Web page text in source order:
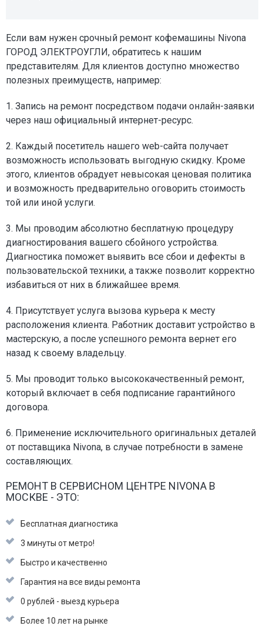
Если вам нужен срочный ремонт кофемашины Nivona
ГОРОД ЭЛЕКТРОУГЛИ, обратитесь к нашим
представителям. Для клиентов доступно множество
полезных преимуществ, например:
1. Запись на ремонт посредством подачи онлайн-заявки
через наш официальный интернет-ресурс.
2. Каждый посетитель нашего web-сайта получает
возможность использовать выгодную скидку. Кроме
этого, клиентов обрадует невысокая ценовая политика
и возможность предварительно оговорить стоимость
той или иной услуги.
3. Мы проводим абсолютно бесплатную процедуру
диагностирования вашего сбойного устройства.
Диагностика поможет выявить все сбои и дефекты в
пользовательской техники, а также позволит корректно
избавиться от них в ближайшее время.
4. Присутствует услуга вызова курьера к месту
расположения клиента. Работник доставит устройство в
мастерскую, а после успешного ремонта вернет его
назад к своему владельцу.
5. Мы проводит только высококачественный ремонт,
который включает в себя подписание гарантийного
договора.
6. Применение исключительного оригинальных деталей
от поставщика Nivona, в случае потребности в замене
составляющих.
РЕМОНТ В СЕРВИСНОМ ЦЕНТРЕ NIVONA В
МОСКВЕ - ЭТО:
Бесплатная диагностика
3 минуты от метро!
Быстро и качественно
Гарантия на все виды ремонта
0 рублей - выезд курьера
Более 10 лет на рынке